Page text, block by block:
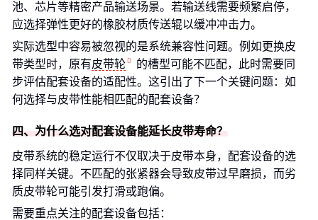
池、芯片等精密产品输送场景。若输送线需要频繁启停，
应选择弹性更好的橡胶材质传送辊以缓冲冲击力。
实际选型中容易被忽视的是系统兼容性问题。例如更换皮
带类型时，原有皮带轮
的槽型可能不匹配，此时需要同
步评估配套设备的适配性。这引出了下一个关键问题：如
何选择与皮带性能相匹配的配套设备？
四、为什么选对配套设备能延长皮带寿命？
皮带系统的稳定运行不仅取决于皮带本身，配套设备的选
择同样关键。不匹配的张紧器会导致皮带过早磨损，而劣
质皮带轮可能引发打滑或跑偏。
需要重点关注的配套设备包括：